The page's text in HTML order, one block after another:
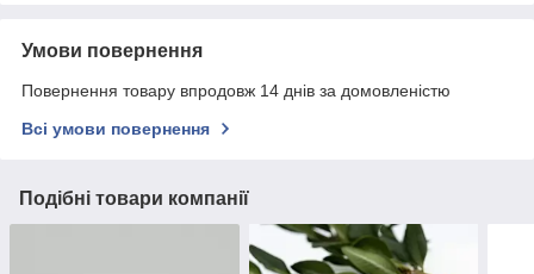
Умови повернення
Повернення товару впродовж 14 днів за домовленістю
Всі умови повернення
Подібні товари компанії